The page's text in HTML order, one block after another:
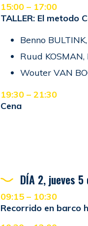
15:00 – 17:00
TALLER: El metodo
Benno
Ruud
Wouter VAN
19:30 – 21:30
Cena
DÍA 2, jueves
09:15 – 10:30
Recorrido en barco